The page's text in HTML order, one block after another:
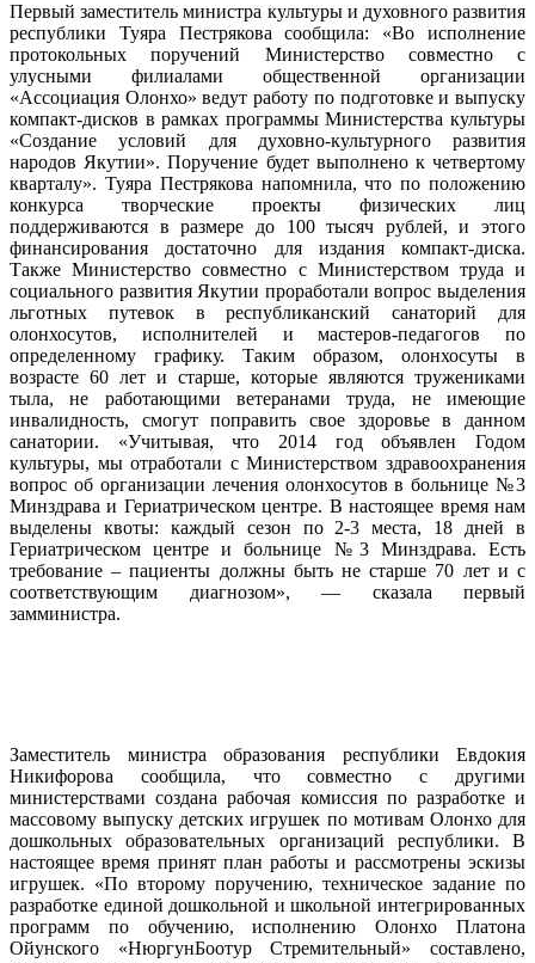
Первый заместитель министра культуры и духовного развития
республики Туяра Пестрякова сообщила: «Во исполнение
протокольных поручений Министерство совместно с
улусными филиалами общественной организации
«Ассоциация Олонхо» ведут работу по подготовке и выпуску
компакт-дисков в рамках программы Министерства культуры
«Создание условий для духовно-культурного развития
народов Якутии». Поручение будет выполнено к четвертому
кварталу». Туяра Пестрякова напомнила, что по положению
конкурса творческие проекты физических лиц
поддерживаются в размере до 100 тысяч рублей, и этого
финансирования достаточно для издания компакт-диска.
Также Министерство совместно с Министерством труда и
социального развития Якутии проработали вопрос выделения
льготных путевок в республиканский санаторий для
олонхосутов, исполнителей и мастеров-педагогов по
определенному графику. Таким образом, олонхосуты в
возрасте 60 лет и старше, которые являются тружениками
тыла, не работающими ветеранами труда, не имеющие
инвалидность, смогут поправить свое здоровье в данном
санатории. «Учитывая, что 2014 год объявлен Годом
культуры, мы отработали с Министерством здравоохранения
вопрос об организации лечения олонхосутов в больнице №3
Минздрава и Гериатрическом центре. В настоящее время нам
выделены квоты: каждый сезон по 2-3 места, 18 дней в
Гериатрическом центре и больнице №3 Минздрава. Есть
требование – пациенты должны быть не старше 70 лет и с
соответствующим диагнозом», — сказала первый
замминистра.
Заместитель министра образования республики Евдокия
Никифорова сообщила, что совместно с другими
министерствами создана рабочая комиссия по разработке и
массовому выпуску детских игрушек по мотивам Олонхо для
дошкольных образовательных организаций республики. В
настоящее время принят план работы и рассмотрены эскизы
игрушек. «По второму поручению, техническое задание по
разработке единой дошкольной и школьной интегрированных
программ по обучению, исполнению Олонхо Платона
Ойунского «НюргунБоотур Стремительный» составлено,